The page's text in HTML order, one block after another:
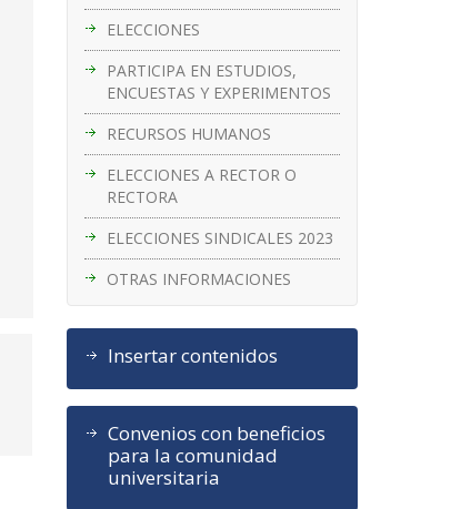
ELECCIONES
PARTICIPA EN ESTUDIOS,
ENCUESTAS Y EXPERIMENTOS
RECURSOS HUMANOS
ELECCIONES A RECTOR O
RECTORA
ELECCIONES SINDICALES 2023
OTRAS INFORMACIONES
Insertar contenidos
Convenios con beneficios
para la comunidad
universitaria